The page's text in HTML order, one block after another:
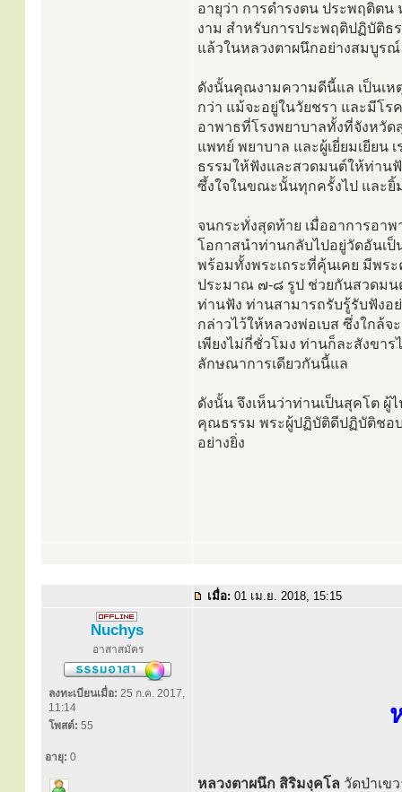
อายุว่า การดำรงตน ประพฤติต
งาม สำหรับการประพฤติปฏิบัติ
แล้วในหลวงตาผนึกอย่างสมบูร
ดังนั้นคุณงามความดีนี้แล เป็นเห
กว่า แม้จะอยู่ในวัยชรา และมีโร
อาพาธที่โรงพยาบาลทั้งที่จังหวัด
แพทย์ พยาบาล และผู้เยี่ยมเยียน
ธรรมให้ฟังและสวดมนต์ให้ท่าน
ซึ้งใจในขณะนั้นทุกครั้งไป และยิ้
จนกระทั่งสุดท้าย เมื่ออาการอา
โอกาสนำท่านกลับไปอยู่วัดอันเ
พร้อมทั้งพระเถระที่คุ้นเคย มีพ
ประมาณ ๗-๘ รูป ช่วยกันสวดม
ท่านฟัง ท่านสามารถรับรู้รับฟังอ
กล่าวไว้ให้หลวงพ่อเบส ซึ่งใกล้
เพียงไม่กี่ชั่วโมง ท่านก็ละสังขา
ลักษณาการเดียวกันนี้แล
ดังนั้น จึงเห็นว่าท่านเป็นสุคโต ผู้
คุณธรรม พระผู้ปฏิบัติดีปฏิบัติชอ
อย่างยิ่ง
เมื่อ: 01 เม.ย. 2018, 15:15
Nuchys
อาสาสมัคร
ลงทะเบียนเมื่อ: 25 ก.ค. 2017,
11:14
โพสต์: 55
อายุ: 0
หลวงตาผนึก สิริมงฺคโล วัดป่าเข